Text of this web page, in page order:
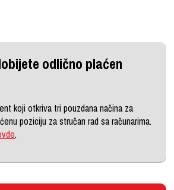
odlično plaćen
koji otkriva tri pouzdana načina za
poziciju za stručan rad sa računarima.
.